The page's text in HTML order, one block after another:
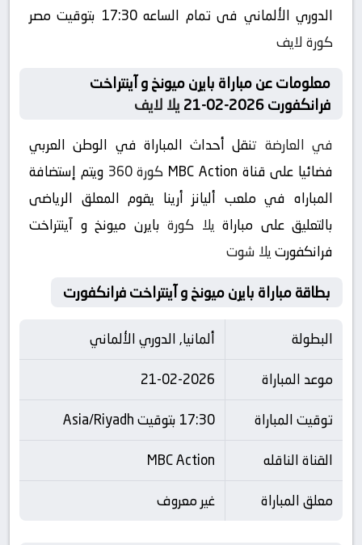
الدوري الألماني فى تمام الساعه 17:30 بتوقيت مصر
كورة لايف
معلومات عن مباراة بايرن ميونخ و آينتراخت
فرانكفورت 2026-02-21
يلا لايف
في العارضة تنقل أحداث المباراة في الوطن العربي
فضائيا على قناة MBC Action
كورة 360
ويتم إستضافة
المباراه في ملعب أليانز أرينا يقوم المعلق الرياضى
بالتعليق على مباراة يلا كورة بايرن ميونخ و آينتراخت
فرانكفورتيلا شوت
بطاقة مباراة بايرن ميونخ و آينتراخت فرانكفورت
البطولة
ألمانيا, الدوري الألماني
موعد المباراة
21-02-2026
توقيت المباراة
17:30 بتوقيت Asia/Riyadh
القناة الناقله
MBC Action
معلق المباراة
غير معروف